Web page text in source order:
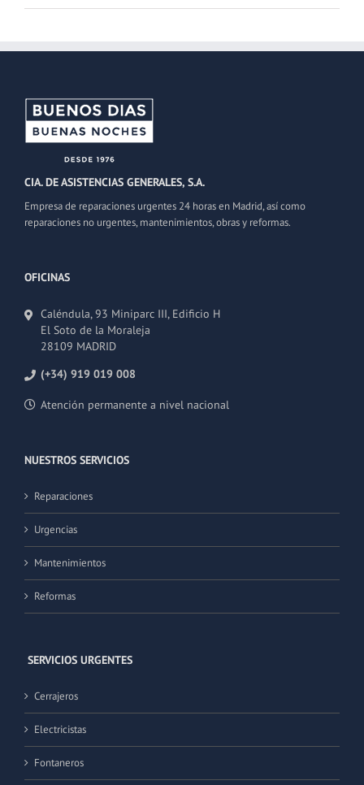
CIA. DE ASISTENCIAS GENERALES, S.A.
Empresa de reparaciones urgentes 24 horas en Madrid, así como
reparaciones no urgentes, mantenimientos, obras y reformas.
OFICINAS
Caléndula, 93 Miniparc III, Edificio H
El Soto de la Moraleja
28109 MADRID
(+34) 919 019 008
Atención permanente a nivel nacional
NUESTROS SERVICIOS
Reparaciones
Urgencias
Mantenimientos
Reformas
SERVICIOS URGENTES
Cerrajeros
Electricistas
Fontaneros